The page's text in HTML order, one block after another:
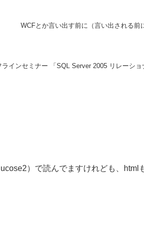
WCFとか言い出す前に（言い出される前
ラインセミナー 「SQL Server 2005 リレー
）で読んでますけれども、html